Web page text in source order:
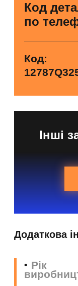
Код
по
Код:
Інші
Додаткова
Рік